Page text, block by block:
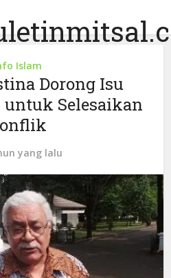
Islam
Dorong Isu
untuk Selesaikan
yang lalu